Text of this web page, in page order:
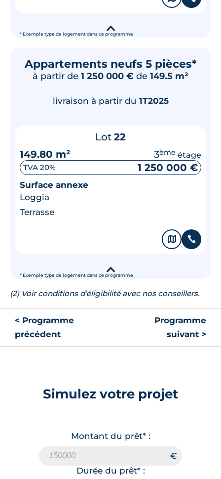
* Exemple type de logement dans ce programme
▾
Appartements neufs 5 pièces*
à partir de 1 250 000 € de 149.5 m²
* Exemple type de logement dans ce programme
livraison à partir du 1T2025
Lot 22
149.80 m²
3ème étage
TVA 20% 1 250 000 €
Surface annexe
Loggia
Terrasse
🗞 📞
▾
(2) Voir conditions d’éligibilité avec nos conseillers.
< Programme
précédent
Programme
suivant >
Simulez votre projet
Montant du prêt* :
Durée du prêt* :